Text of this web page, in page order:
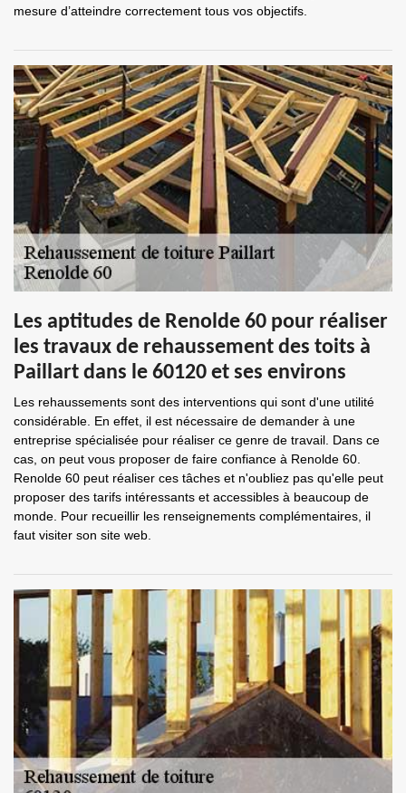
mesure d’atteindre correctement tous vos objectifs.
Les aptitudes de Renolde 60 pour réaliser
les travaux de rehaussement des toits à
Paillart dans le 60120 et ses environs
Les rehaussements sont des interventions qui sont d'une utilité
considérable. En effet, il est nécessaire de demander à une
entreprise spécialisée pour réaliser ce genre de travail. Dans ce
cas, on peut vous proposer de faire confiance à Renolde 60.
Renolde 60 peut réaliser ces tâches et n'oubliez pas qu'elle peut
proposer des tarifs intéressants et accessibles à beaucoup de
monde. Pour recueillir les renseignements complémentaires, il
faut visiter son site web.